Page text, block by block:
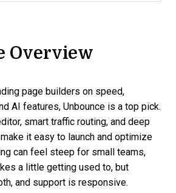
Overview
page builders on speed,
AI features, Unbounce is a top pick.
smart traffic routing, and deep
it easy to launch and optimize
can feel steep for small teams,
a little getting used to, but
and support is responsive.